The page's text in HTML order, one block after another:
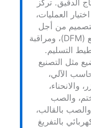
الدقيق. تركز
العمليات،
من أجل
قابلية التصنيع (DFM)، ومراقبة
التسليم.
مثل التصنيع
الآلي،
والانحناء،
والصب
والصب بالقالب،
بالتفريغ